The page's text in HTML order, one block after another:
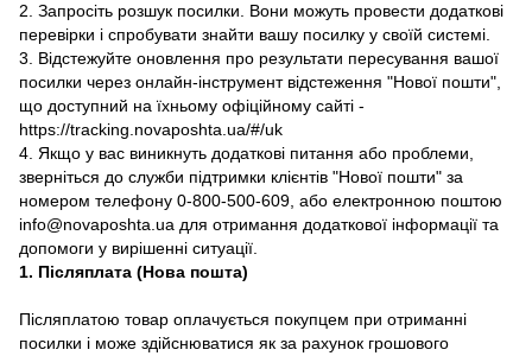
2. Запросіть розшук посилки. Вони можуть провести додаткові
перевірки і спробувати знайти вашу посилку у своїй системі.
3. Відстежуйте оновлення про результати пересування вашої
посилки через онлайн-інструмент відстеження "Нової пошти",
що доступний на їхньому офіційному сайті -
https://tracking.novaposhta.ua/#/uk
4. Якщо у вас виникнуть додаткові питання або проблеми,
зверніться до служби підтримки клієнтів "Нової пошти" за
номером телефону 0-800-500-609, або електронною поштою
info@novaposhta.ua для отримання додаткової інформації та
допомоги у вирішенні ситуації.
1. Післяплата (Нова пошта)
Післяплатою товар оплачується покупцем при отриманні
посилки і може здійснюватися як за рахунок грошового